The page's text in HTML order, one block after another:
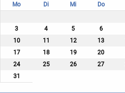
Mo Di Mi Do
3
4 5 6
10
11 12 13
17
18 19 20
24
25 26 27
31